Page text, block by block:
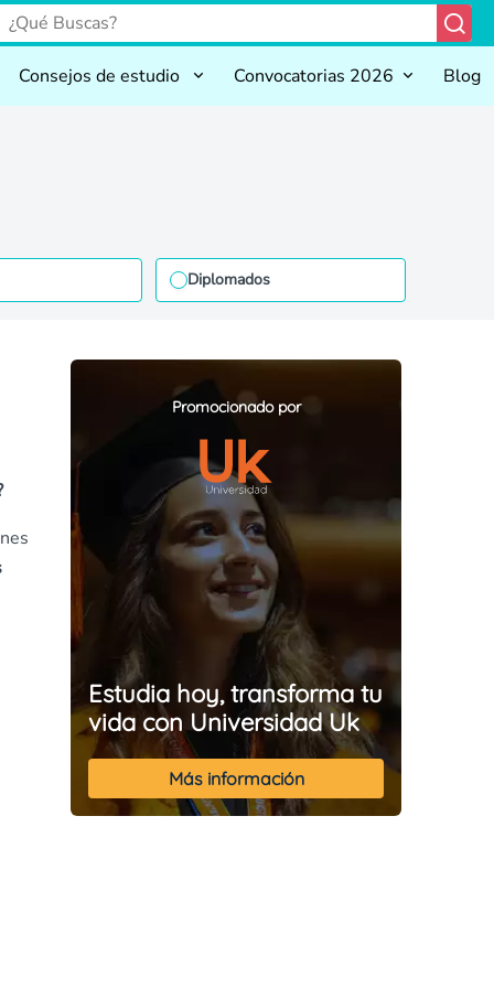
Consejos de estudio Convocatorias 2026 Blog
Diplomados
Promocionado por
Estudia hoy, transforma tu
vida con Universidad Uk
Más información